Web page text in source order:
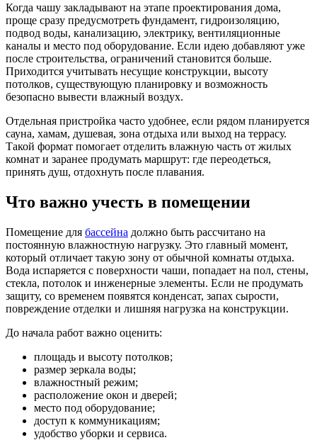
Когда чашу закладывают на этапе проектирования дома,
проще сразу предусмотреть фундамент, гидроизоляцию,
подвод воды, канализацию, электрику, вентиляционные
каналы и место под оборудование. Если идею добавляют уже
после строительства, ограничений становится больше.
Приходится учитывать несущие конструкции, высоту
потолков, существующую планировку и возможность
безопасно вывести влажный воздух.
Отдельная пристройка часто удобнее, если рядом планируется
сауна, хамам, душевая, зона отдыха или выход на террасу.
Такой формат помогает отделить влажную часть от жилых
комнат и заранее продумать маршрут: где переодеться,
принять душ, отдохнуть после плавания.
Что важно учесть в помещении
Помещение для бассейна должно быть рассчитано на
постоянную влажностную нагрузку. Это главный момент,
который отличает такую зону от обычной комнаты отдыха.
Вода испаряется с поверхности чаши, попадает на пол, стены,
стекла, потолок и инженерные элементы. Если не продумать
защиту, со временем появятся конденсат, запах сырости,
повреждение отделки и лишняя нагрузка на конструкции.
До начала работ важно оценить:
площадь и высоту потолков;
размер зеркала воды;
влажностный режим;
расположение окон и дверей;
место под оборудование;
доступ к коммуникациям;
удобство уборки и сервиса.